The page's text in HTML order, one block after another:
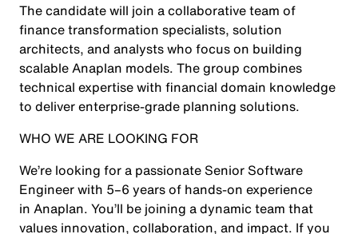
The candidate will join a collaborative team of
finance transformation specialists, solution
architects, and analysts who focus on building
scalable Anaplan models. The group combines
technical expertise with financial domain knowledge
to deliver enterprise-grade planning solutions.
WHO WE ARE LOOKING FOR
We’re looking for a passionate Senior Software
Engineer with 5–6 years of hands-on experience
in Anaplan. You’ll be joining a dynamic team that
values innovation, collaboration, and impact. If you